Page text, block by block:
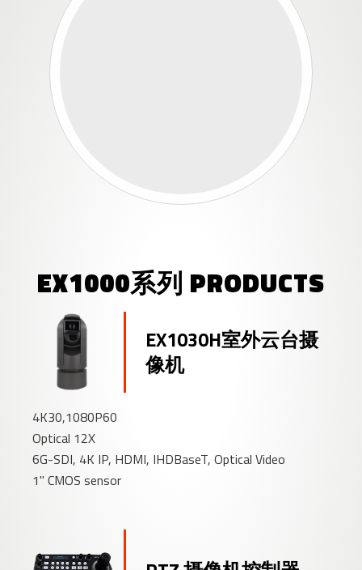
EX1000系列 PRODUCTS
EX1030H室外云台摄
像机
4K30,1080P60
Optical 12X
6G-SDI, 4K IP, HDMI, IHDBaseT, Optical Video
1" CMOS sensor